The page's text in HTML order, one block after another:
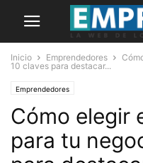
Inicio Emprendedores
10 claves para destacar...
Emprendedores
Cómo elegir
para tu